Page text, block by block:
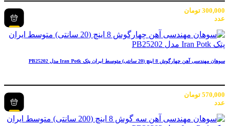
300,000 تومان
عدد
سوهان مهندسی آهن چهارگوش 8 اینچ (20 سانتی) متوسط ایران پتک Iran Potk مدل PB25202
570,000 تومان
عدد